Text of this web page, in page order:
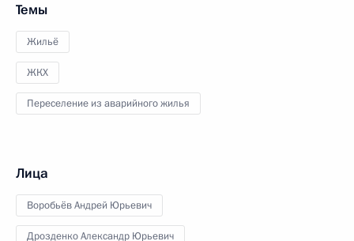
Темы
Жильё
ЖКХ
Переселение из аварийного жилья
Лица
Воробьёв Андрей Юрьевич
Дрозденко Александр Юрьевич